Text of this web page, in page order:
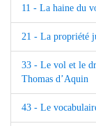
11 - La haine du
21 - La propriété
33 - Le vol et le
Thomas d’Aquin
43 - Le